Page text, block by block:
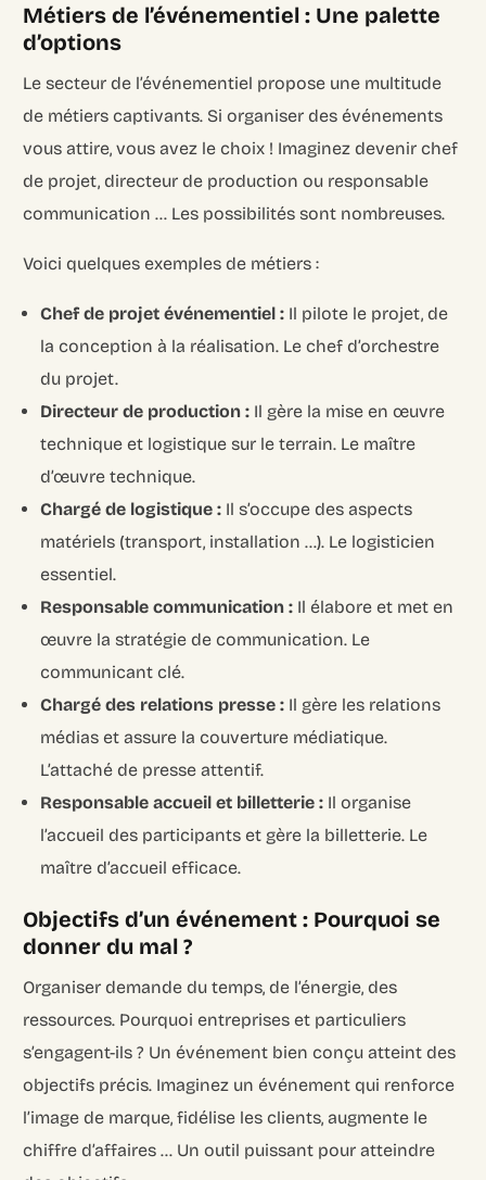
Métiers de l’événementiel : Une palette
d’options
Le secteur de l’événementiel propose une multitude
de métiers captivants. Si organiser des événements
vous attire, vous avez le choix ! Imaginez devenir chef
de projet, directeur de production ou responsable
communication … Les possibilités sont nombreuses.
Voici quelques exemples de métiers :
Chef de projet événementiel : Il pilote le projet, de
la conception à la réalisation. Le chef d’orchestre
du projet.
Directeur de production : Il gère la mise en œuvre
technique et logistique sur le terrain. Le maître
d’œuvre technique.
Chargé de logistique : Il s’occupe des aspects
matériels (transport, installation …). Le logisticien
essentiel.
Responsable communication : Il élabore et met en
œuvre la stratégie de communication. Le
communicant clé.
Chargé des relations presse : Il gère les relations
médias et assure la couverture médiatique.
L’attaché de presse attentif.
Responsable accueil et billetterie : Il organise
l’accueil des participants et gère la billetterie. Le
maître d’accueil efficace.
Objectifs d’un événement : Pourquoi se
donner du mal ?
Organiser demande du temps, de l’énergie, des
ressources. Pourquoi entreprises et particuliers
s’engagent-ils ? Un événement bien conçu atteint des
objectifs précis. Imaginez un événement qui renforce
l’image de marque, fidélise les clients, augmente le
chiffre d’affaires … Un outil puissant pour atteindre